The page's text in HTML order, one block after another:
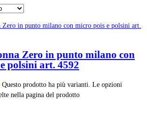
Zero in punto milano con
polsini art. 4592
Questo prodotto ha più varianti. Le opzioni
nella pagina del prodotto